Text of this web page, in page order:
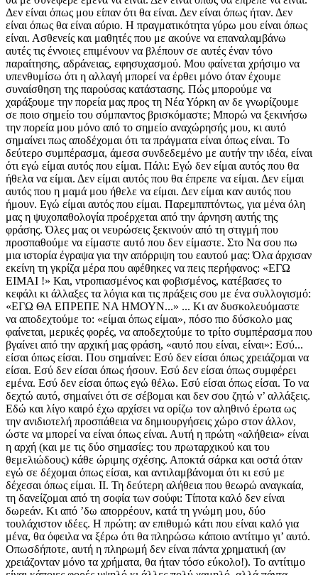
Δεν είναι όπως μου είπαν ότι θα είναι. Δεν είναι όπως ήταν. Δεν
είναι όπως θα είναι αύριο. Η πραγματικότητα γύρω μου είναι όπως
είναι. Ασθενείς και μαθητές που με ακούνε να επαναλαμβάνω
αυτές τις έννοιες επιμένουν να βλέπουν σε αυτές έναν τόνο
παραίτησης, αδράνειας, εφησυχασμού. Μου φαίνεται χρήσιμο να
υπενθυμίσω ότι η αλλαγή μπορεί να έρθει μόνο όταν έχουμε
συναίσθηση της παρούσας κατάστασης. Πώς μπορούμε να
χαράξουμε την πορεία μας προς τη Νέα Υόρκη αν δε γνωρίζουμε
σε ποιο σημείο του σύμπαντος βρισκόμαστε; Μπορώ να ξεκινήσω
την πορεία μου μόνο από το σημείο αναχώρησής μου, κι αυτό
σημαίνει πως αποδέχομαι ότι τα πράγματα είναι όπως είναι. Το
δεύτερο συμπέρασμα, άμεσα συνδεδεμένο με αυτήν την ιδέα, είναι
ότι εγώ είμαι αυτός που είμαι. Πάλι: Εγώ δεν είμαι αυτός που θα
ήθελα να είμαι. Δεν είμαι αυτός που θα έπρεπε να είμαι. Δεν είμαι
αυτός που η μαμά μου ήθελε να είμαι. Δεν είμαι καν αυτός που
ήμουν. Εγώ είμαι αυτός που είμαι. Παρεμπιπτόντως, για μένα όλη
μας η ψυχοπαθολογία προέρχεται από την άρνηση αυτής της
φράσης. Όλες μας οι νευρώσεις ξεκινούν από τη στιγμή που
προσπαθούμε να είμαστε αυτό που δεν είμαστε. Στο Να σου πω
μια ιστορία έγραψα για την απόρριψη του εαυτού μας: Όλα άρχισαν
εκείνη τη γκρίζα μέρα που αφέθηκες να πεις περήφανος: «ΕΓΩ
ΕΙΜΑΙ !» Και, ντροπιασμένος και φοβισμένος, κατέβασες το
κεφάλι κι άλλαξες τα λόγια και τις πράξεις σου με ένα συλλογισμό:
«ΕΓΩ ΘΑ ΕΠΡΕΠΕ ΝΑ ΗΜΟΥΝ...» ... Κι αν δυσκολευόμαστε
να αποδεχτούμε το: «είμαι όπως είμαι», πόσο πιο δύσκολο μας
φαίνεται, μερικές φορές, να αποδεχτούμε το τρίτο συμπέρασμα που
βγαίνει από την αρχική μας φράση, «αυτό που είναι, είναι»: Εσύ...
είσαι όπως είσαι. Που σημαίνει: Εσύ δεν είσαι όπως χρειάζομαι να
είσαι. Εσύ δεν είσαι όπως ήσουν. Εσύ δεν είσαι όπως συμφέρει
εμένα. Εσύ δεν είσαι όπως εγώ θέλω. Εσύ είσαι όπως είσαι. Το να
δεχτώ αυτό, σημαίνει ότι σε σέβομαι και δεν σου ζητώ ν’ αλλάξεις.
Εδώ και λίγο καιρό έχω αρχίσει να ορίζω τον αληθινό έρωτα ως
την ανιδιοτελή προσπάθεια να δημιουργήσεις χώρο στον άλλον,
ώστε να μπορεί να είναι όπως είναι. Αυτή η πρώτη «αλήθεια» είναι
η αρχή (και με τις δύο σημασίες: του πρωταρχικού και του
θεμελιώδους) κάθε ώριμης σχέσης. Αποκτά σάρκα και οστά όταν
εγώ σε δέχομαι όπως είσαι, και αντιλαμβάνομαι ότι κι εσύ με
δέχεσαι όπως είμαι. ΙΙ. Τη δεύτερη αλήθεια που θεωρώ αναγκαία,
τη δανείζομαι από τη σοφία των σούφι: Τίποτα καλό δεν είναι
δωρεάν. Κι από ’δω απορρέουν, κατά τη γνώμη μου, δύο
τουλάχιστον ιδέες. Η πρώτη: αν επιθυμώ κάτι που είναι καλό για
μένα, θα όφειλα να ξέρω ότι θα πληρώσω κάποιο αντίτιμο γι’ αυτό.
Οπωσδήποτε, αυτή η πληρωμή δεν είναι πάντα χρηματική (αν
χρειάζονταν μόνο τα χρήματα, θα ήταν τόσο εύκολο!). Το αντίτιμο